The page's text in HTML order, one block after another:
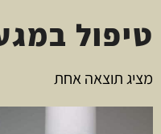
טיפול
מציג תוצאה אחת